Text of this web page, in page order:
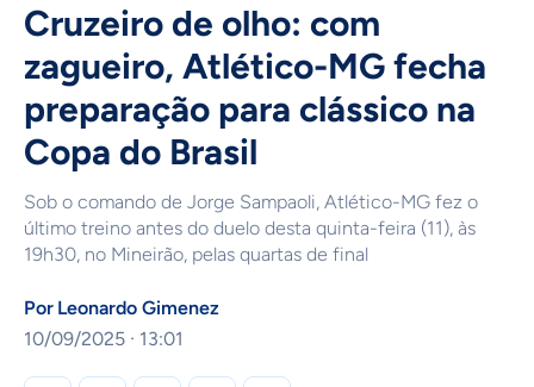
Cruzeiro de olho: com
zagueiro, Atlético-MG fecha
preparação para clássico na
Copa do Brasil
Sob o comando de Jorge Sampaoli, Atlético-MG fez o
último treino antes do duelo desta quinta-feira (11), às
19h30, no Mineirão, pelas quartas de final
Por Leonardo Gimenez
10/09/2025 · 13:01